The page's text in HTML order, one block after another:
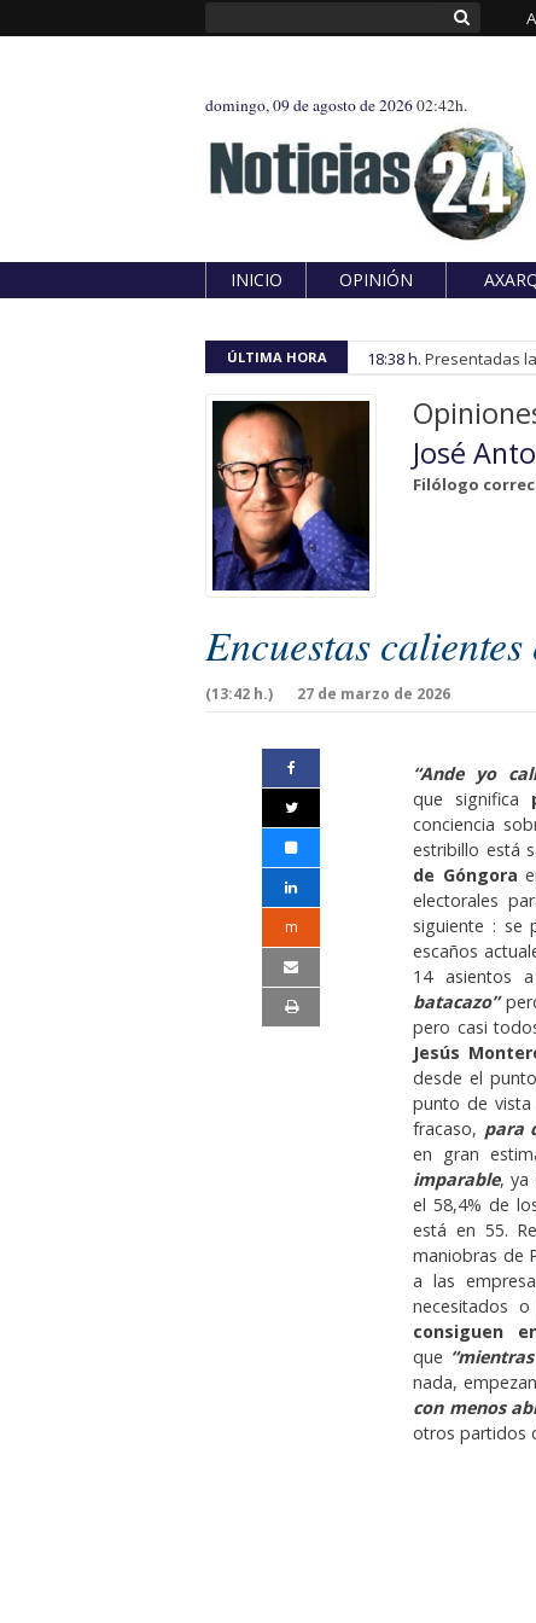
domingo, 09 de agosto de 202602:42h.
INICIO OPINIÓN
ÚLTIMA HORA 18:38 h. Presentadas
José
Filólogo
Encuestas
27 de marzo de 2026
(13:42 h.)
m
“Ande yo
que significa
conciencia
estribillo está
de Góngora
electorales
siguiente : se
escaños
14 asientos
batacazo”
pero casi
Jesús
desde el
punto de vista
fracaso, para
en gran
imparable, ya
el 58,4% de
está en 55.
maniobras de
a las
necesitados
consiguen
que
nada,
con menos
otros partidos